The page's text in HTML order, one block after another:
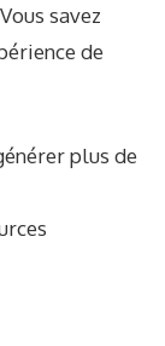
savez
de
plus de